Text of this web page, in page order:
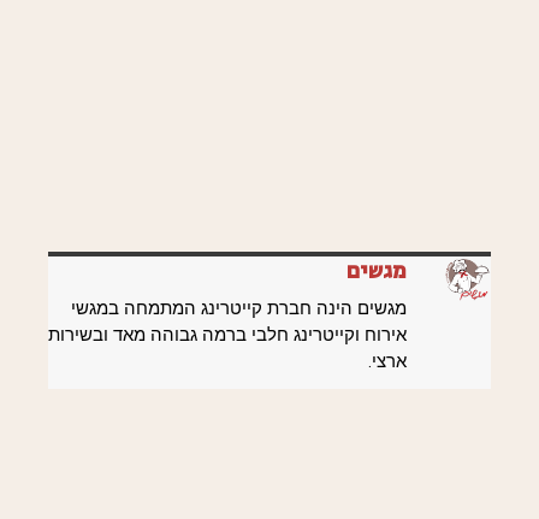
מגשים
מגשים הינה חברת קייטרינג המתמחה במגשי
אירוח וקייטרינג חלבי ברמה גבוהה מאד ובשירות
ארצי.